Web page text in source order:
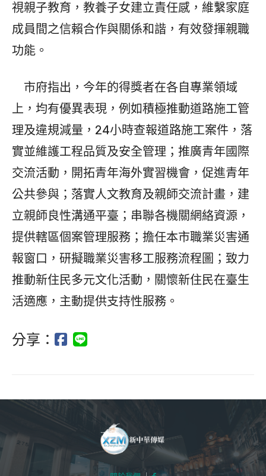
視親子教育，教養子女建立責任感，維繫家庭
成員間之信賴合作與關係和諧，有效發揮親職
功能。
市府指出，今年的得獎者在各自專業領域
上，均有優異表現，例如積極推動道路施工管
理及違規減量，24小時查報道路施工案件，落
實並維護工程品質及安全管理；推廣青年國際
交流活動，開拓青年海外實習機會，促進青年
公共參與；落實人文教育及親師交流計畫，建
立親師良性溝通平臺；串聯各機關網絡資源，
提供轄區個案管理服務；擔任本市職業災害通
報窗口，研擬職業災害移工服務流程圖；致力
推動新住民多元文化活動，關懷新住民在臺生
活適應，主動提供支持性服務。
分享：